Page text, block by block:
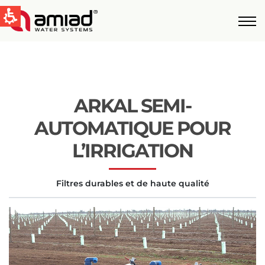
Global
English
United States
English
Australia
English
ARKAL SEMI-
AUTOMATIQUE POUR
L’IRRIGATION
Filtres durables et de haute qualité